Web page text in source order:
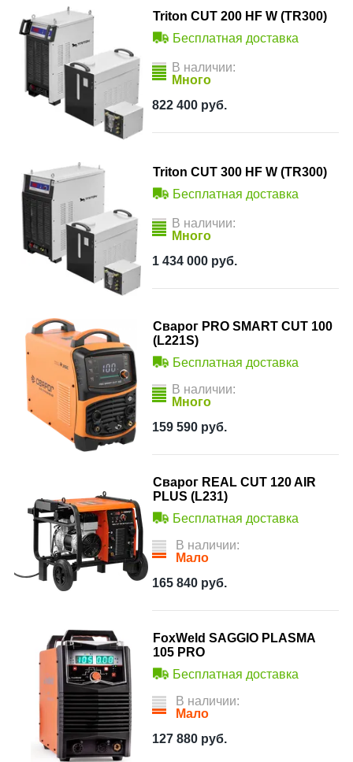
Triton CUT 200 HF W (TR300)
Бесплатная доставка
В наличии:
Много
822 400 руб.
Triton CUT 300 HF W (TR300)
Бесплатная доставка
В наличии:
Много
1 434 000 руб.
Сварог PRO SMART CUT 100
(L221S)
Бесплатная доставка
В наличии:
Много
159 590 руб.
Сварог REAL CUT 120 AIR
PLUS (L231)
Бесплатная доставка
В наличии:
Мало
165 840 руб.
FoxWeld SAGGIO PLASMA
105 PRO
Бесплатная доставка
В наличии:
Мало
127 880 руб.